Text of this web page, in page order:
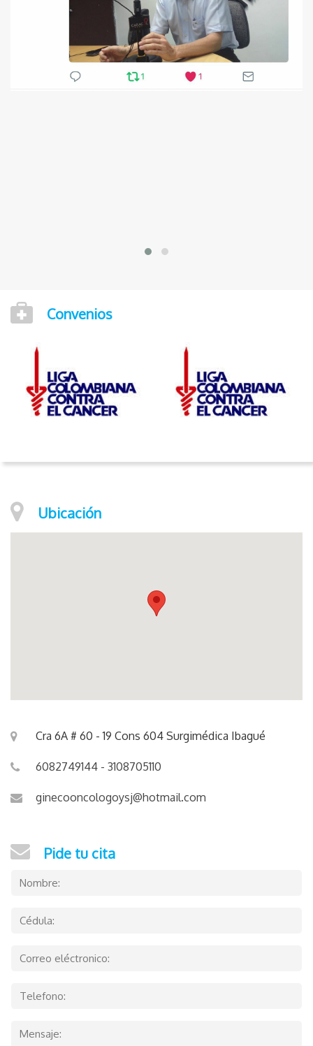
Convenios
Ubicación
Cra 6A # 60 - 19 Cons 604 Surgimédica Ibagué
6082749144 - 3108705110
ginecooncologoysj@hotmail.com
Pide tu cita